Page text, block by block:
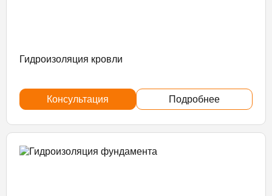
Гидроизоляция кровли
Консультация Подробнее